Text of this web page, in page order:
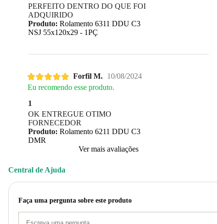
PERFEITO DENTRO DO QUE FOI
ADQUIRIDO
Produto: Rolamento 6311 DDU C3
NSJ 55x120x29 - 1PÇ
Forfil M.
10/08/2024
Eu recomendo esse produto.
1
OK ENTREGUE OTIMO
FORNECEDOR
Produto: Rolamento 6211 DDU C3
DMR
Ver mais avaliações
Central de Ajuda
Faça uma pergunta sobre este produto